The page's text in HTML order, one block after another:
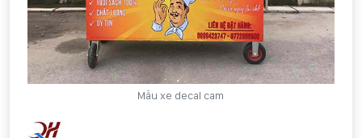
Mẫu xe decal cam